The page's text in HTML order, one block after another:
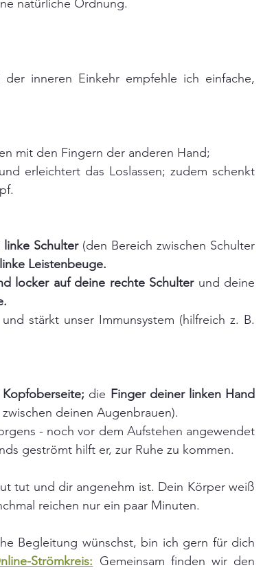
natürliche Ordnung.
inneren Einkehr empfehle ich einfache,
mit den Fingern der anderen Hand;
erleichtert das Loslassen; zudem schenkt
Schulter (den Bereich zwischen Schulter
Leistenbeuge.
locker auf deine rechte Schulter
stärkt unser Immunsystem (hilfreich z. B.
die Finger deiner linken Hand
deinen Augenbrauen).
- noch vor dem Aufstehen angewendet
geströmt hilft er, zur Ruhe zu kommen.
tut und dir angenehm ist. Dein Körper weiß
reichen nur ein paar Minuten.
Begleitung wünschst, bin ich gern für dich
Strömkreis: Gemeinsam finden wir den